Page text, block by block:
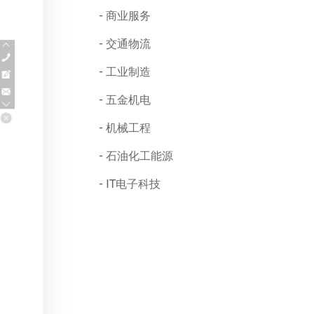
商业服务
交通物流
工业制造
五金机电
机械工程
石油化工能源
IT电子科技